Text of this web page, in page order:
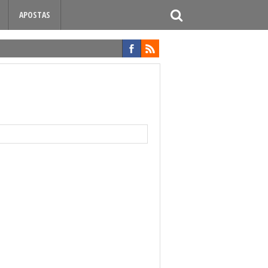
APOSTAS